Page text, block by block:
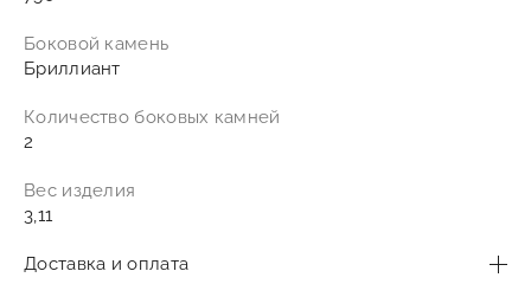
Боковой камень
Бриллиант
Количество боковых камней
2
Вес изделия
3,11
Доставка и оплата